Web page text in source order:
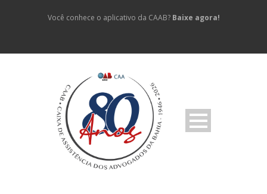
Você conhece o aplicativo da CAAB? Baixe agora!